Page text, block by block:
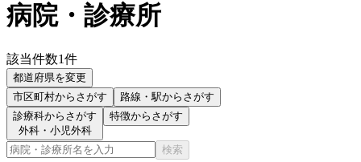
病院・診療所
該当件数1件
都道府県を変更
市区町村からさがす 路線・駅からさがす
診療科からさがす
外科・小児外科
特徴からさがす
検索